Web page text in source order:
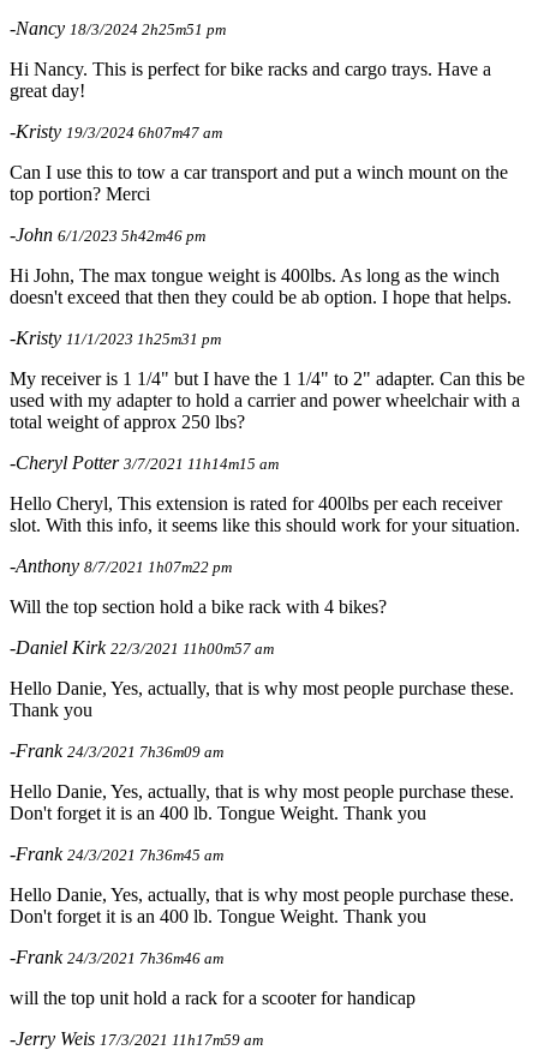
-Nancy 18/3/2024 2h25m51 pm
Hi Nancy. This is perfect for bike racks and cargo trays. Have a
great day!
-Kristy 19/3/2024 6h07m47 am
Can I use this to tow a car transport and put a winch mount on the
top portion? Merci
-John 6/1/2023 5h42m46 pm
Hi John, The max tongue weight is 400lbs. As long as the winch
doesn't exceed that then they could be ab option. I hope that helps.
-Kristy 11/1/2023 1h25m31 pm
My receiver is 1 1/4" but I have the 1 1/4" to 2" adapter. Can this be
used with my adapter to hold a carrier and power wheelchair with a
total weight of approx 250 lbs?
-Cheryl Potter 3/7/2021 11h14m15 am
Hello Cheryl, This extension is rated for 400lbs per each receiver
slot. With this info, it seems like this should work for your situation.
-Anthony 8/7/2021 1h07m22 pm
Will the top section hold a bike rack with 4 bikes?
-Daniel Kirk 22/3/2021 11h00m57 am
Hello Danie, Yes, actually, that is why most people purchase these.
Thank you
-Frank 24/3/2021 7h36m09 am
Hello Danie, Yes, actually, that is why most people purchase these.
Don't forget it is an 400 lb. Tongue Weight. Thank you
-Frank 24/3/2021 7h36m45 am
Hello Danie, Yes, actually, that is why most people purchase these.
Don't forget it is an 400 lb. Tongue Weight. Thank you
-Frank 24/3/2021 7h36m46 am
will the top unit hold a rack for a scooter for handicap
-Jerry Weis 17/3/2021 11h17m59 am